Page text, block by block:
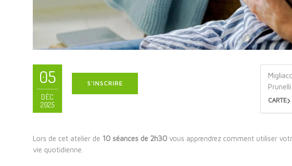
05
DÉC
2025
S'INSCRIRE
CARTE
Lors de cet atelier de 10 séances de 2h30 vous apprendrez comment utiliser
vie quotidienne.